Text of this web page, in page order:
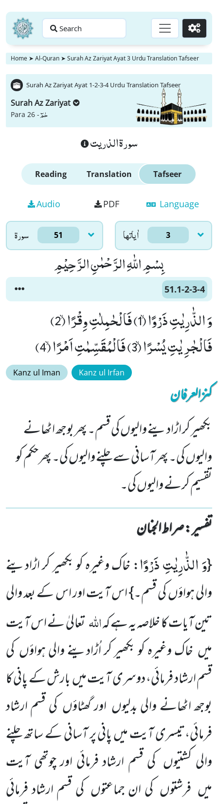
Search Go
Home ➤ Al-Quran ➤ Surah Az Zariyat Ayat 3 Urdu Translation Tafseer
Surah Az Zariyat Ayat 1-2-3-4 Urdu Translation Tafseer
Surah Az Zariyat
Para 26 -حٰمٓ
سورة الذريت
Reading Translation Tafseer
Audio PDF Language
سورۃ 51 اٰياتها 3
بِسْمِ اللّٰهِ الرَّحْمٰنِ الرَّحِیْمِ
51.1-2-3-4
وَ الذّٰرِیٰتِ ذَرْوًاۙ (1) فَالْحٰمِلٰتِ وِقْرًاۙ (2)
فَالْجٰرِیٰتِ یُسْرًاۙ (3) فَالْمُقَسِّمٰتِ اَمْرًاۙ (4)
Kanz ul Iman Kanz ul Irfan
کنزالعرفان
بکھیر کر اڑادینے والیوں کی قسم۔ پھر بوجھ اٹھانے
والیوں کی۔ پھر آسانی سے چلنے والیوں کی۔ پھر حکم کو
تقسیم کرنے والیوں کی۔
تفسیر : ‎صراط الجنان
{وَ الذّٰرِیٰتِ ذَرْوًا: خاک وغیرہ کو بکھیر کر اڑادینے
والی ہواؤں کی قسم۔} اس آیت اور اس کے بعد والی
تین آیات کا خلاصہ یہ ہے کہاللہتعالیٰ نے اس آیت
میں خاک وغیرہ کو بکھیر کر اُڑادینے والی ہواؤں کی
قسم ارشاد فرمائی، دوسری آیت میں بارش کے پانی کا
بوجھ اٹھانے والی بدلیوں اور گھٹاؤں کی قسم ارشاد
فرمائی،تیسری آیت میں پانی پر آسانی کے ساتھ چلنے
والی کشتیوں کی قسم ارشاد فرمائی اور چوتھی آیت
میں فرشتوں کی ان جماعتوں کی قسم ارشاد فرمائی